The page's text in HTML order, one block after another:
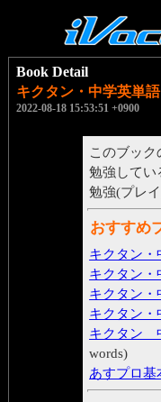
Book Detail
キクタン・中学英単
2022-08-18 15:53:51 +0900
このブック
勉強してい
勉強(プレ
おすすめ
キクタン・
キクタン・
キクタン・
キクタン・
キクタン
words)
あすプロ基